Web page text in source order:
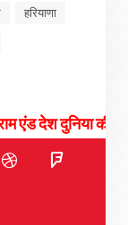
हरियाणा
तमाम खबरों के लिए